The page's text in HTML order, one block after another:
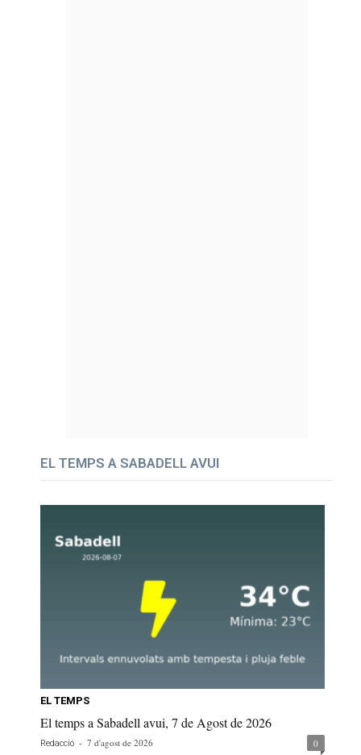
EL TEMPS A SABADELL AVUI
EL TEMPS
El temps a Sabadell avui, 7 de Agost de 2026
Redacció - 7 d'agost de 2026 0